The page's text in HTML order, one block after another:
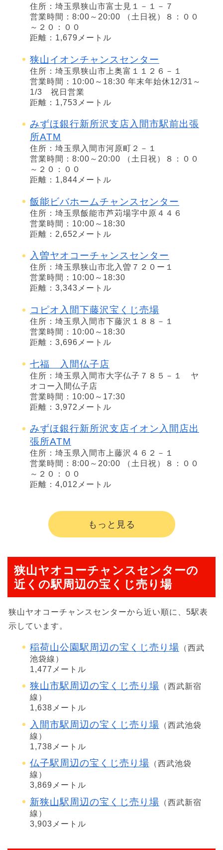
住所：埼玉県狭山市富士見１－１－７
営業時間：8:00～20:00 （土日祝）８：００
～２０：００
距離：1,679メートル
狭山イオンチャンスセンター
住所：埼玉県狭山市上奥富１１２６－１
営業時間：10:00～18:30 年末年始休12/31～
1/3 祝日営業
距離：1,753メートル
みずほ銀行新所沢支店入間市駅前出張
所ATM
住所：埼玉県入間市河原町２－１
営業時間：8:00～20:00 （土日祝）８：００
～２０：００
距離：1,844メートル
飯能ビバホームチャンスセンター
住所：埼玉県飯能市芦苅場字中原４４６
営業時間：10:00～18:30
距離：2,652メートル
入曽ヤオコーチャンスセンター
住所：埼玉県狭山市北入曽７２０ー１
営業時間：10:00～18:30
距離：3,343メートル
コピオ入間下藤沢宝くじ売場
住所：埼玉県入間市下藤沢１８８－１
営業時間：10:00～18:30
距離：3,696メートル
七福 入間仏子店
住所：埼玉県入間市大字仏子７８５－１ ヤ
オコー入間仏子店
営業時間：10:00～17:30
距離：3,972メートル
みずほ銀行新所沢支店イオン入間店出
張所ATM
住所：埼玉県入間市上藤沢４６２－１
営業時間：8:00～20:00 （土日祝）８：００
～２０：００
距離：4,012メートル
もっと見る
狭山ヤオコーチャンスセンターの
近くの駅周辺の宝くじ売り場
狭山ヤオコーチャンスセンターから近い順に、5駅表
示しています。
稲荷山公園駅周辺の宝くじ売り場 （西武
池袋線）
1,477メートル
狭山市駅周辺の宝くじ売り場 （西武新宿
線）
1,638メートル
入間市駅周辺の宝くじ売り場 （西武池袋
線）
1,738メートル
仏子駅周辺の宝くじ売り場 （西武池袋
線）
3,869メートル
新狭山駅周辺の宝くじ売り場 （西武新宿
線）
3,903メートル